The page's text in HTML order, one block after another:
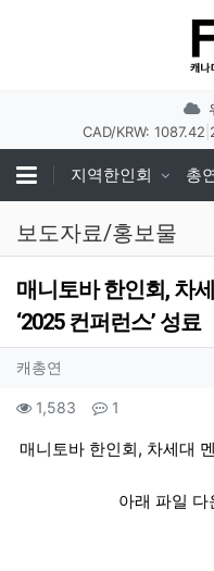
CAD/KRW: 1087.42
지역한인회 총
보도자료/홍보물
매니토바 한인회, 차
‘2025 컨퍼런스’ 성료
작성자 정보
캐총연
컨텐츠 정보
1,583 조회 1
본문
매니토바 한인회, 차세대
아래 파일